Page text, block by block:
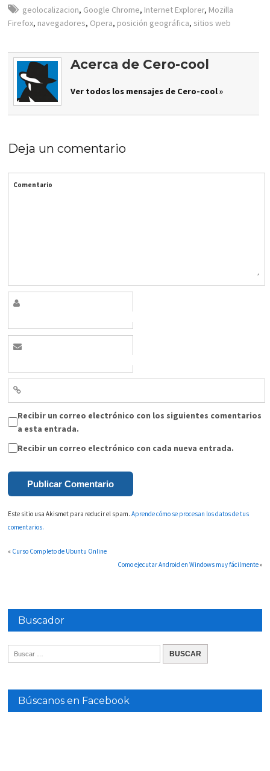
geolocalizacion, Google Chrome, Internet Explorer, Mozilla
Firefox, navegadores, Opera, posición geográfica, sitios web
Acerca de Cero-cool
Ver todos los mensajes de Cero-cool »
Deja un comentario
Comentario
Recibir un correo electrónico con los siguientes comentarios
a esta entrada.
Recibir un correo electrónico con cada nueva entrada.
Este sitio usa Akismet para reducir el spam.Aprende cómo se procesan los datos de tus
comentarios.
« Curso Completo de Ubuntu Online
Como ejecutar Android en Windows muy fácilmente»
Buscador
Búscanos en Facebook